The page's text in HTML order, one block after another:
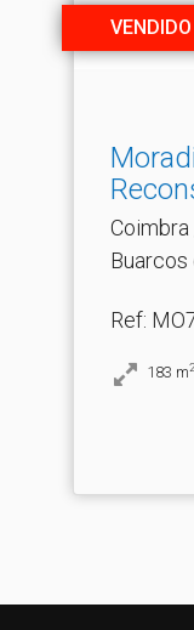
VENDIDO
Praia
Buarcos
Ref:
183 m2